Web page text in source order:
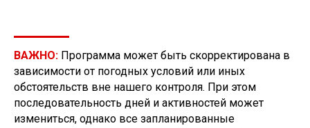
ВАЖНО: Программа может быть скорректирована в
зависимости от погодных условий или иных
обстоятельств вне нашего контроля. При этом
последовательность дней и активностей может
измениться, однако все запланированные